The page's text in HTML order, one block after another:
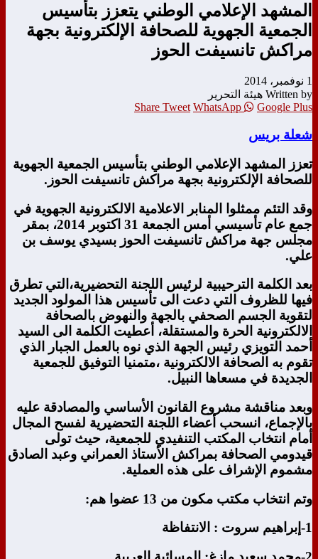
المشهد الإعلامي الوطني يتعزز بتأسيس
الجمعية الجهوية للصحافة الإلكترونية بجهة
مراكش تانسيفت الحوز
1 نوفمبر، 2014
Written by هيئة التحرير
Share Tweet WhatsApp Google Plus
شعلة بريس
تعزز المشهد الإعلامي الوطني بتأسيس الجمعية الجهوية
للصحافة الإلكترونية بجهة مراكش تانسيفت الحوز.
وقد التئم ممثلوا المنابر الاعلامية الالكترونية الجهوية في
جمع عام تأسيسي أمس الجمعة 31 اكتوبر 2014، بمقر
مجلس جهة مراكش تانسيفت الحوز بسيدي يوسف بن
علي.
بعد الكلمة الترحيبية لرئيس اللجنة التحضيرية،التي تطرق
فيها للظروف التي دعت الى تأسيس هذا المولود الجديد
لتقوية الجسم الصحفي بالجهة والنهوض بالصحافة
الالكترونية الحرة والمستقلة، أعطيت الكلمة الى السيد
أحمد التويزي رئيس الجهة الذي نوه بالعمل الجبار الذي
تقوم به الصحافة الالكترونية ،متمنيا التوفيق للجمعية
الجديدة في مسعاها النبيل.
وبعد مناقشة مشروع القانون الأساسي والمصادقة عليه
بالإجماع، انسحب أعضاء اللجنة التحضيرية لفسح المجال
أمام انتخاب المكتب التنفيدي للجمعية، حيث تولى
قيدومي الصحافة بمراكش الأستاذ العمراني وعبد الصادق
مشموم الإشراف على هذه العملية.
وتم انتخاب مكتب مكون من 13 عضوا هم:
1- إبراهيم سروت : الانتفاظة